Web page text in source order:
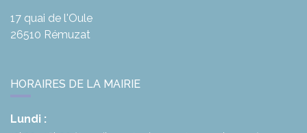
17 quai de l'Oule
26510 Rémuzat
HORAIRES DE LA MAIRIE
Lundi :